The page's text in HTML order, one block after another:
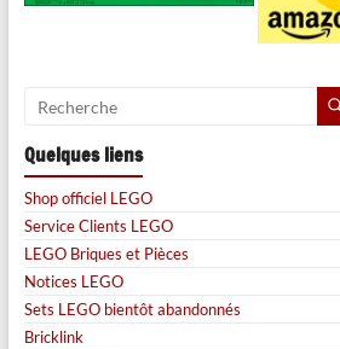
Quelques liens
Shop officiel LEGO
Service Clients LEGO
LEGO Briques et Pièces
Notices LEGO
Sets LEGO bientôt abandonnés
Bricklink